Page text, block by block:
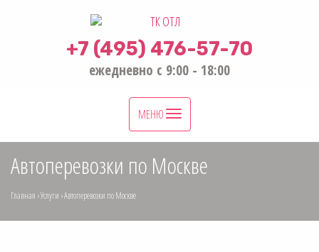
+7 (495) 476-57-70
ежедневно с 9:00 - 18:00
Toggle
navigation
МЕНЮ
Автоперевозки по Москве
Главная ›Услуги ›Автоперевозки по Москве